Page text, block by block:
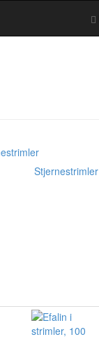
Stjernestrimler